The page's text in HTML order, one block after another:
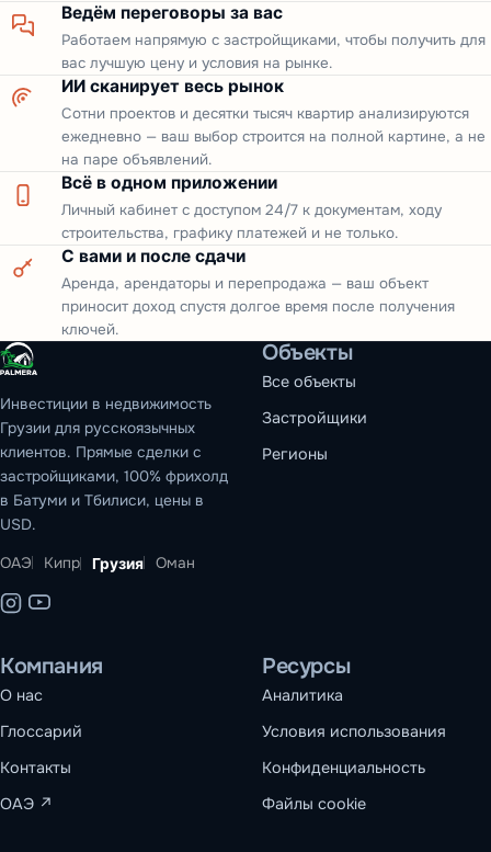
Ведём переговоры за вас
Работаем напрямую с застройщиками, чтобы получить для
вас лучшую цену и условия на рынке.
ИИ сканирует весь рынок
Сотни проектов и десятки тысяч квартир анализируются
ежедневно — ваш выбор строится на полной картине, а не
на паре объявлений.
Всё в одном приложении
Личный кабинет с доступом 24/7 к документам, ходу
строительства, графику платежей и не только.
С вами и после сдачи
Аренда, арендаторы и перепродажа — ваш объект
приносит доход спустя долгое время после получения
ключей.
Инвестиции в недвижимость
Грузии для русскоязычных
клиентов. Прямые сделки с
застройщиками, 100% фрихолд
в Батуми и Тбилиси, цены в
USD.
ОАЭ Кипр Грузия Оман
Объекты
Все объекты
Застройщики
Регионы
Компания
О нас
Глоссарий
Контакты
ОАЭ ↗
Ресурсы
Аналитика
Условия использования
Конфиденциальность
Файлы cookie